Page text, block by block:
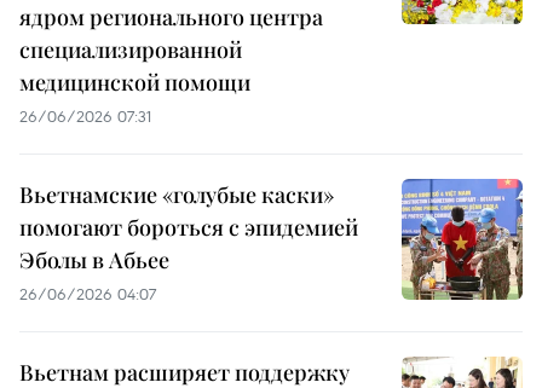
ядром регионального центра
специализированной
медицинской помощи
26/06/2026 07:31
Вьетнамские «голубые каски»
помогают бороться с эпидемией
Эболы в Абьее
26/06/2026 04:07
Вьетнам расширяет поддержку